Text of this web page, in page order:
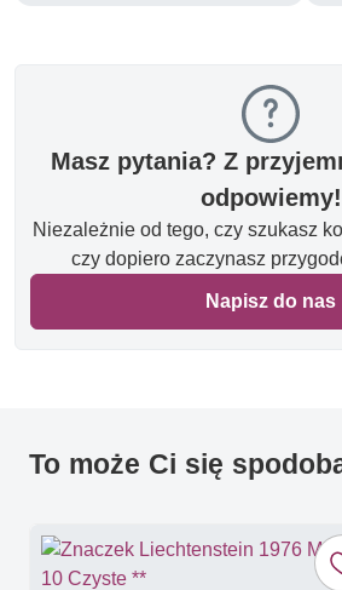
Masz pytania? Z
odpowiemy!
Niezależnie od tego, czy szukasz
czy dopiero zaczynasz
Napisz do nas
To może Ci się